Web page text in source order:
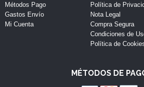
Métodos Pago
Gastos Envío
Mi Cuenta
Política de
Nota Legal
Compra Segura
Condiciones de
Política de
MÉTODOS DE